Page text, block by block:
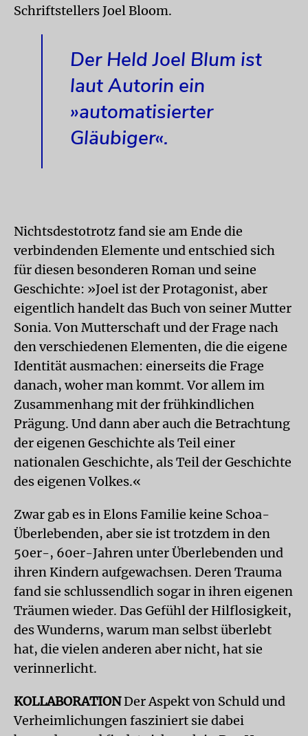
Schriftstellers Joel Bloom.
Der Held Joel Blum ist
laut Autorin ein
»automatisierter
Gläubiger«.
Nichtsdestotrotz fand sie am Ende die
verbindenden Elemente und entschied sich
für diesen besonderen Roman und seine
Geschichte: »Joel ist der Protagonist, aber
eigentlich handelt das Buch von seiner Mutter
Sonia. Von Mutterschaft und der Frage nach
den verschiedenen Elementen, die die eigene
Identität ausmachen: einerseits die Frage
danach, woher man kommt. Vor allem im
Zusammenhang mit der frühkindlichen
Prägung. Und dann aber auch die Betrachtung
der eigenen Geschichte als Teil einer
nationalen Geschichte, als Teil der Geschichte
des eigenen Volkes.«
Zwar gab es in Elons Familie keine Schoa-
Überlebenden, aber sie ist trotzdem in den
50er-, 60er-Jahren unter Überlebenden und
ihren Kindern aufgewachsen. Deren Trauma
fand sie schlussendlich sogar in ihren eigenen
Träumen wieder. Das Gefühl der Hilflosigkeit,
des Wunderns, warum man selbst überlebt
hat, die vielen anderen aber nicht, hat sie
verinnerlicht.
KOLLABORATIONDer Aspekt von Schuld und
Verheimlichungen fasziniert sie dabei